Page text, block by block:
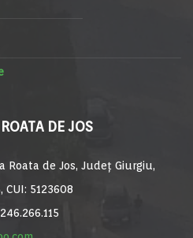
DE JOS
Roata de Jos, Județ Giurgiu,
CUI: 5123608